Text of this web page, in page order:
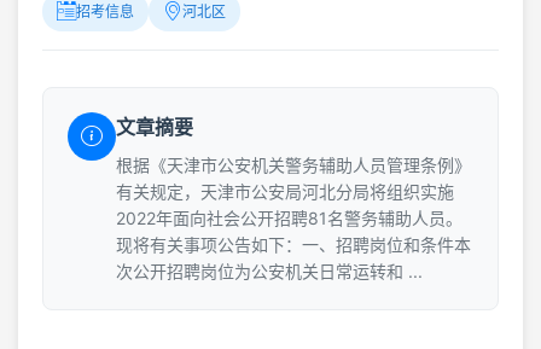
招考信息 河北区
文章摘要
根据《天津市公安机关警务辅助人员管理条例》
有关规定，天津市公安局河北分局将组织实施
2022年面向社会公开招聘81名警务辅助人员。
现将有关事项公告如下：一、招聘岗位和条件本
次公开招聘岗位为公安机关日常运转和 ...